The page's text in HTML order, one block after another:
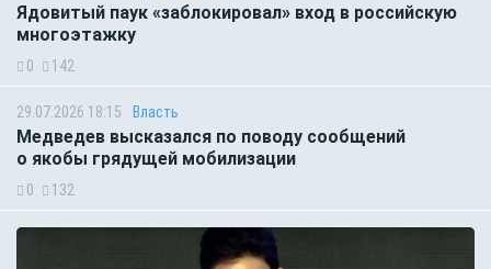
Ядовитый паук «заблокировал» вход в российскую
многоэтажку
0 142
29.07.2026 18:15 Власть
Медведев высказался по поводу сообщений
о якобы грядущей мобилизации
0 132